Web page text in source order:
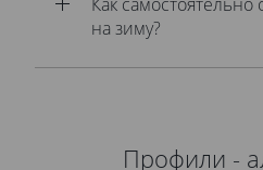
на зиму?
Профили -